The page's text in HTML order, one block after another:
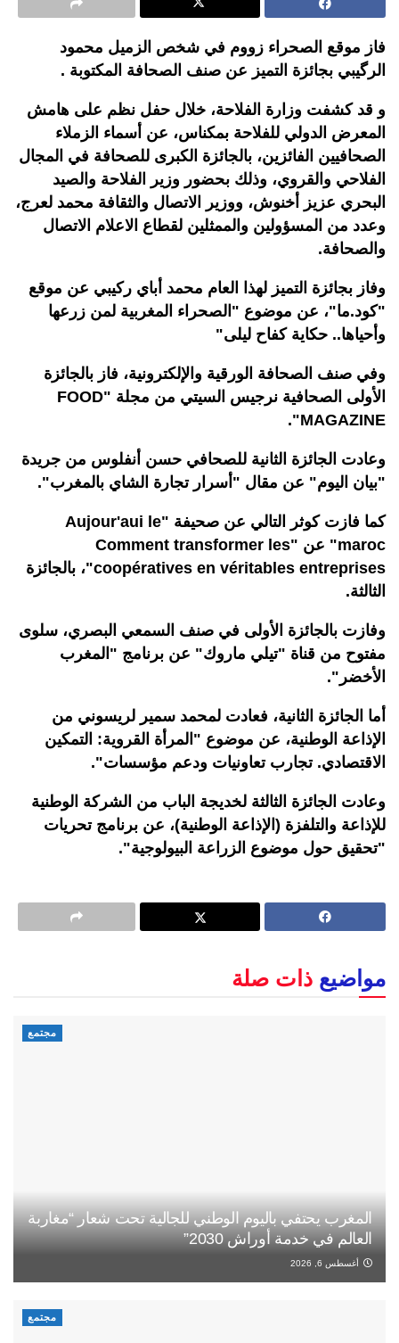
فاز موقع الصحراء زووم في شخص الزميل محمود
الرگيبي بجائزة التميز عن صنف الصحافة المكتوبة .
و قد كشفت وزارة الفلاحة، خلال حفل نظم على هامش
المعرض الدولي للفلاحة بمكناس، عن أسماء الزملاء
الصحافيين الفائزين، بالجائزة الكبرى للصحافة في المجال
الفلاحي والقروي، وذلك بحضور وزير الفلاحة والصيد
البحري عزيز أخنوش، ووزير الاتصال والثقافة محمد لعرج،
وعدد من المسؤولين والممثلين لقطاع الاعلام الاتصال
والصحافة.
وفاز بجائزة التميز لهذا العام محمد أباي ركيبي عن موقع
"كود.ما"، عن موضوع "الصحراء المغربية لمن زرعها
وأحياها.. حكاية كفاح ليلى"
وفي صنف الصحافة الورقية والإلكترونية، فاز بالجائزة
الأولى الصحافية نرجيس السيتي من مجلة "FOOD
MAGAZINE".
وعادت الجائزة الثانية للصحافي حسن أنفلوس من جريدة
"بيان اليوم" عن مقال "أسرار تجارة الشاي بالمغرب".
كما فازت كوثر التالي عن صحيفة "Aujour'aui le
maroc" عن "Comment transformer les
coopératives en véritables entreprises"، بالجائزة
الثالثة.
وفازت بالجائزة الأولى في صنف السمعي البصري، سلوى
مفتوح من قناة "تيلي ماروك" عن برنامج "المغرب
الأخضر".
أما الجائزة الثانية، فعادت لمحمد سمير لريسوني من
الإذاعة الوطنية، عن موضوع "المرأة القروية: التمكين
الاقتصادي. تجارب تعاونيات ودعم مؤسسات".
وعادت الجائزة الثالثة لخديجة الباب من الشركة الوطنية
للإذاعة والتلفزة (الإذاعة الوطنية)، عن برنامج تحريات
"تحقيق حول موضوع الزراعة البيولوجية".
مواضيع ذات صلة
مجتمع
المغرب يحتفي باليوم الوطني للجالية تحت شعار “مغاربة
العالم في خدمة أوراش 2030”
أغسطس 6, 2026
مجتمع